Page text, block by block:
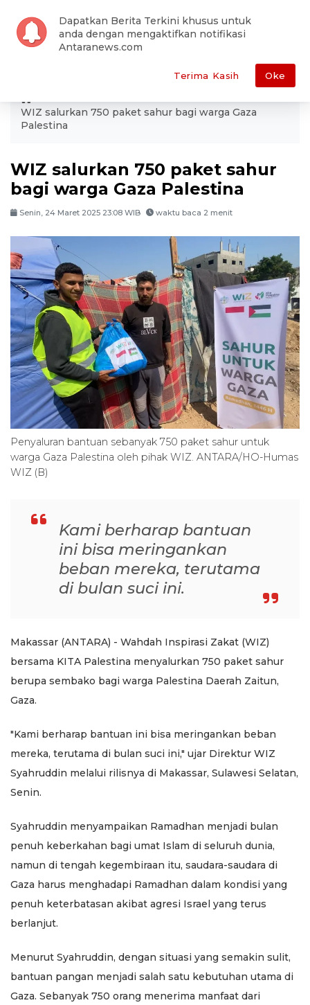
WIZ salurkan 750 paket sahur bagi warga Gaza
Palestina
WIZ salurkan 750 paket sahur
bagi warga Gaza Palestina
Senin, 24 Maret 2025 23:08 WIB waktu baca 2 menit
Penyaluran bantuan sebanyak 750 paket sahur untuk
warga Gaza Palestina oleh pihak WIZ. ANTARA/HO-Humas
WIZ (B)
Kami berharap bantuan
ini bisa meringankan
beban mereka, terutama
di bulan suci ini.
Makassar (ANTARA) - Wahdah Inspirasi Zakat (WIZ)
bersama KITA Palestina menyalurkan 750 paket sahur
berupa sembako bagi warga Palestina Daerah Zaitun,
Gaza.
"Kami berharap bantuan ini bisa meringankan beban
mereka, terutama di bulan suci ini," ujar Direktur WIZ
Syahruddin melalui rilisnya di Makassar, Sulawesi Selatan,
Senin.
Syahruddin menyampaikan Ramadhan menjadi bulan
penuh keberkahan bagi umat Islam di seluruh dunia,
namun di tengah kegembiraan itu, saudara-saudara di
Gaza harus menghadapi Ramadhan dalam kondisi yang
penuh keterbatasan akibat agresi Israel yang terus
berlanjut.
Menurut Syahruddin, dengan situasi yang semakin sulit,
bantuan pangan menjadi salah satu kebutuhan utama di
Gaza. Sebanyak 750 orang menerima manfaat dari
Dapatkan Berita Terkini khusus untuk
anda dengan mengaktifkan notifikasi
Antaranews.com
Oke
Terima Kasih